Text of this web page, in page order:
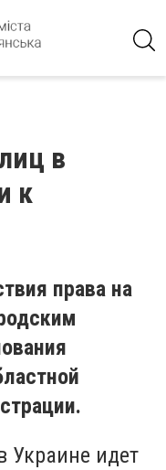
в
к
права на
Украине идет